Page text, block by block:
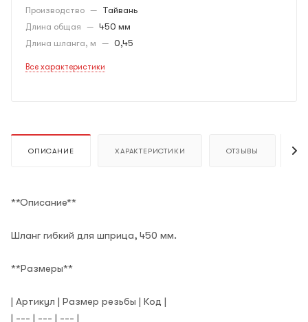
Производство — Тайвань
Длина общая — 450 мм
Длина шланга, м — 0,45
Все характеристики
ОПИСАНИЕ ХАРАКТЕРИСТИКИ ОТЗЫВЫ
**Описание**
Шланг гибкий для шприца, 450 мм.
**Размеры**
| Артикул | Размер резьбы | Код |
| --- | --- | --- |